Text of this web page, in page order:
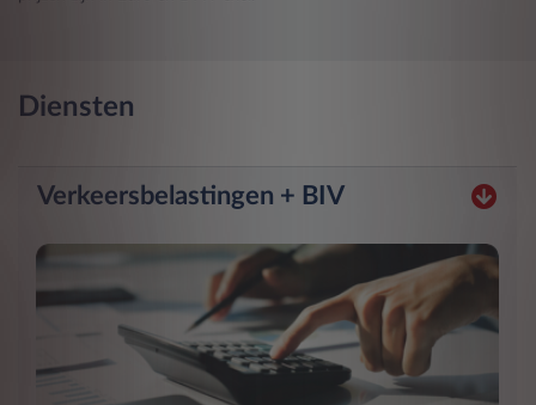
Diensten
Verkeersbelastingen + BIV